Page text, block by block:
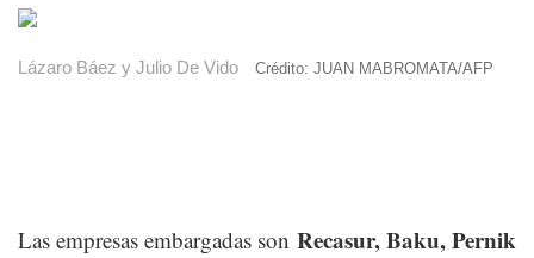
Lázaro Báez y Julio De Vido Crédito: JUAN MABROMATA/AFP
Las empresas embargadas son Recasur, Baku, Pernik